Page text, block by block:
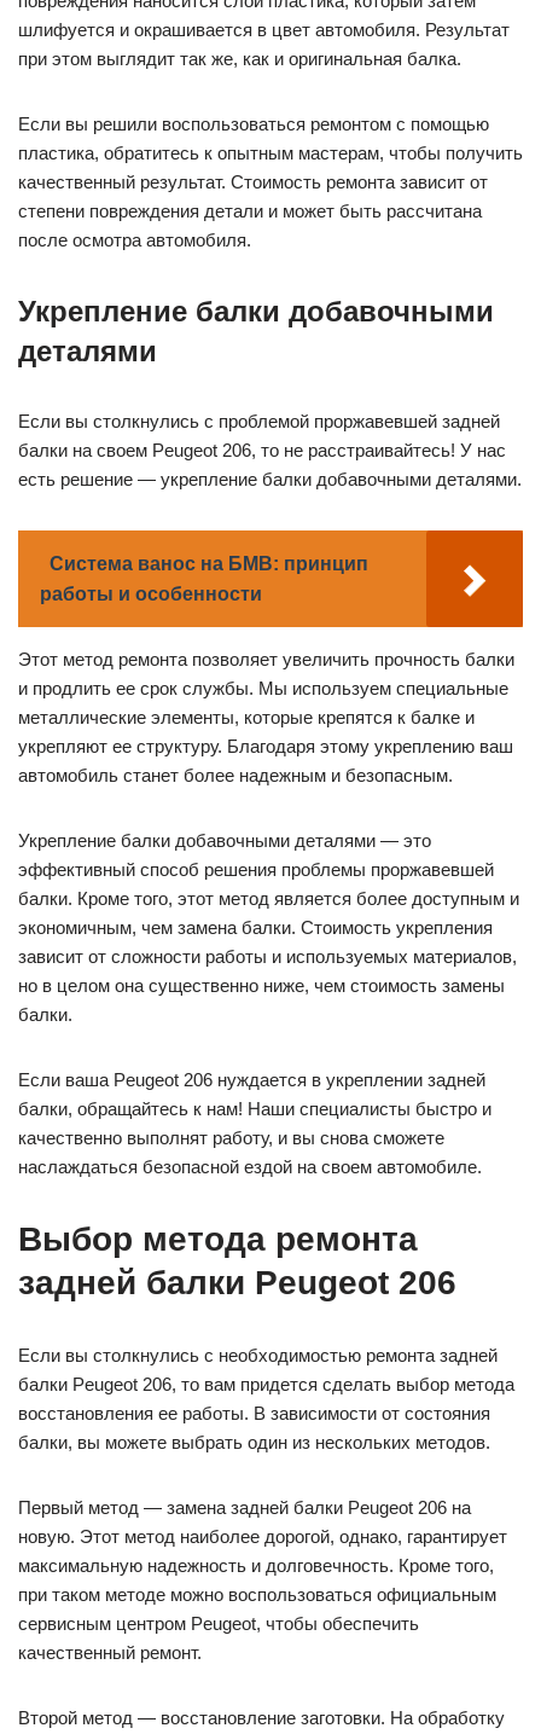
шлифуется и окрашивается в цвет автомобиля. Результат
при этом выглядит так же, как и оригинальная балка.
Если вы решили воспользоваться ремонтом с помощью
пластика, обратитесь к опытным мастерам, чтобы получить
качественный результат. Стоимость ремонта зависит от
степени повреждения детали и может быть рассчитана
после осмотра автомобиля.
Укрепление балки добавочными
деталями
Если вы столкнулись с проблемой проржавевшей задней
балки на своем Peugeot 206, то не расстраивайтесь! У нас
есть решение — укрепление балки добавочными деталями.
Система ванос на БМВ: принцип
работы и особенности
Этот метод ремонта позволяет увеличить прочность балки
и продлить ее срок службы. Мы используем специальные
металлические элементы, которые крепятся к балке и
укрепляют ее структуру. Благодаря этому укреплению ваш
автомобиль станет более надежным и безопасным.
Укрепление балки добавочными деталями — это
эффективный способ решения проблемы проржавевшей
балки. Кроме того, этот метод является более доступным и
экономичным, чем замена балки. Стоимость укрепления
зависит от сложности работы и используемых материалов,
но в целом она существенно ниже, чем стоимость замены
балки.
Если ваша Peugeot 206 нуждается в укреплении задней
балки, обращайтесь к нам! Наши специалисты быстро и
качественно выполнят работу, и вы снова сможете
наслаждаться безопасной ездой на своем автомобиле.
Выбор метода ремонта
задней балки Peugeot 206
Если вы столкнулись с необходимостью ремонта задней
балки Peugeot 206, то вам придется сделать выбор метода
восстановления ее работы. В зависимости от состояния
балки, вы можете выбрать один из нескольких методов.
Первый метод — замена задней балки Peugeot 206 на
новую. Этот метод наиболее дорогой, однако, гарантирует
максимальную надежность и долговечность. Кроме того,
при таком методе можно воспользоваться официальным
сервисным центром Peugeot, чтобы обеспечить
качественный ремонт.
Второй метод — восстановление заготовки. На обработку